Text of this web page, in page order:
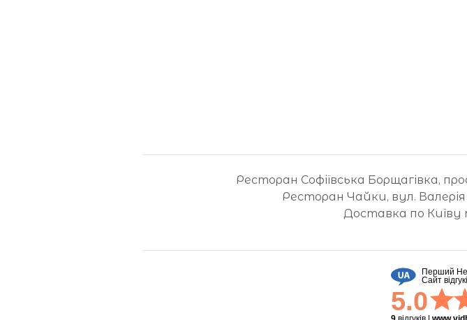
Ресторан Софіївська Борщагівка,
Ресторан Чайки, вул.
Доставка по Київу
Перший
Сайт
5.0